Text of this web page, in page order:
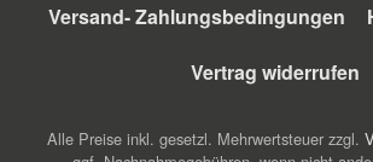
Versand- Zahlungsbedingungen
Vertrag widerrufen
Alle Preise inkl. gesetzl. Mehrwertsteuer zzgl.